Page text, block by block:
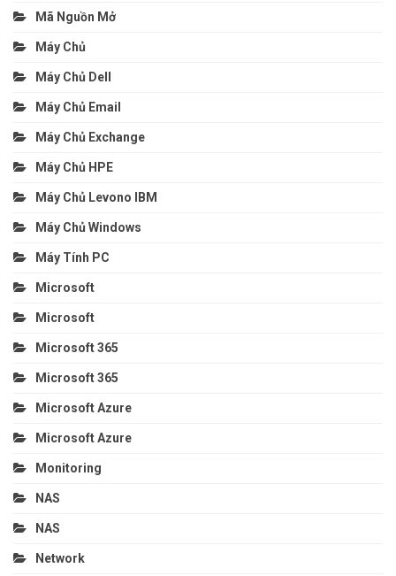
Mã Nguồn Mở
Máy Chủ
Máy Chủ Dell
Máy Chủ Email
Máy Chủ Exchange
Máy Chủ HPE
Máy Chủ Levono IBM
Máy Chủ Windows
Máy Tính PC
Microsoft
Microsoft
Microsoft 365
Microsoft 365
Microsoft Azure
Microsoft Azure
Monitoring
NAS
NAS
Network